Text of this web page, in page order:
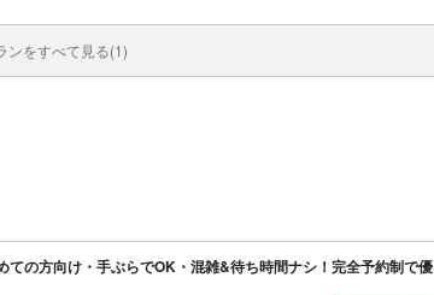
ンをすべて見る(1)
ての方向け・手ぶらでOK・混雑&待ち時間ナシ！完全予約制で優